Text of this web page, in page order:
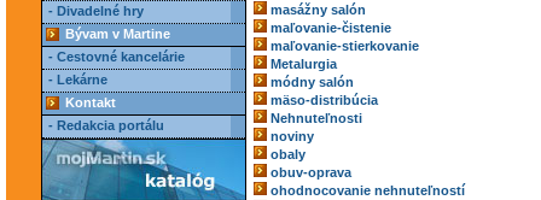
- Divadelné hry
Bývam v Martine
- Cestovné kancelárie
- Lekárne
Kontakt
- Redakcia portálu
masážny salón
maľovanie-čistenie
maľovanie-stierkovanie
Metalurgia
módny salón
mäso-distribúcia
Nehnuteľnosti
noviny
obaly
obuv-oprava
ohodnocovanie nehnuteľností